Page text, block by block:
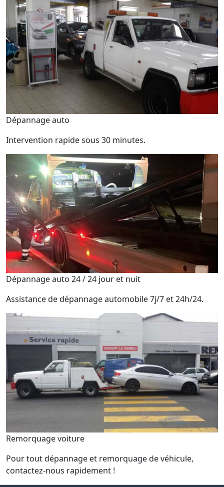
Dépannage auto
Intervention rapide sous 30 minutes.
Dépannage auto 24 / 24 jour et nuit
Assistance de dépannage automobile 7j/7 et 24h/24.
Remorquage voiture
Pour tout dépannage et remorquage de véhicule,
contactez-nous rapidement !